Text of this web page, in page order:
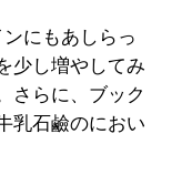
にもあしらっ
少し増やしてみ
さらに、ブック
乳石鹼のにおい